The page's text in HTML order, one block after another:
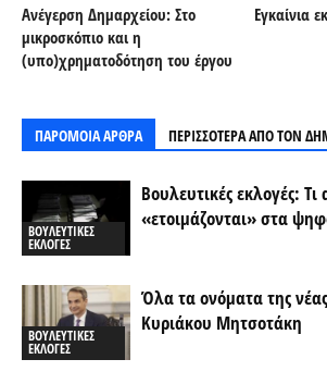
Ανέγερση Δημαρχείου: Στο
μικροσκόπιο και η
(υπο)χρηματοδότηση του έργου
Εγκαίνια
ΠΑΡΟΜΟΙΑ ΑΡΘΡΑ ΠΕΡΙΣΣΟΤΕΡΑ ΑΠΟ ΤΟΝ
ΒΟΥΛΕΥΤΙΚΕΣ
ΕΚΛΟΓΕΣ
Βουλευτικές εκλογές: Τι
«ετοιμάζονται» στα
ΒΟΥΛΕΥΤΙΚΕΣ
ΕΚΛΟΓΕΣ
Όλα τα ονόματα της
Κυριάκου Μητσοτάκη